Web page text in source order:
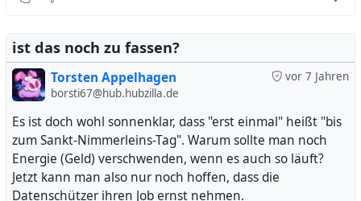
(Datensparsamkeit, Zweckbindung) statt
Priorisierung der Datennutzung.
Unterzeichner:
Bündnis für Datenschutz und Schweigepflicht:
https://www.gesundheitsdaten-in-gefahr.de/#
Deutsches Psychotherapeuten-Netzwerk:
https://kollegennetzwerk-psychotherapie.de/
die Datenschützer Rhein-Main:https://ddrm.de/
Gen-ethisches Netzwerk:https://www.gen-
ist das noch zu fassen?
vor 7 Jahren
Torsten Appelhagen
borsti67@hub.hubzilla.de
Es ist doch wohl sonnenklar, dass "erst einmal" heißt "bis
zum Sankt-Nimmerleins-Tag". Warum sollte man noch
Energie (Geld) verschwenden, wenn es auch so läuft?
Jetzt kann man also nur noch hoffen, dass die
Datenschützer ihren Job ernst nehmen.